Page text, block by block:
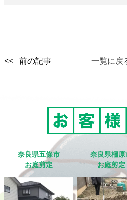
<< 前の記事 一覧に戻
奈良県五條市
お庭剪定
奈良県橿原
お庭剪定